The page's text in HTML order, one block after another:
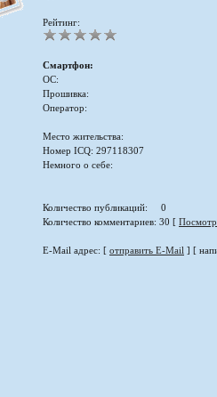
Рейтинг:
Смартфон:
ОС:
Прошивка:
Оператор:
Место жительства:
Номер ICQ: 297118307
Немного о себе:
Количество публикаций: 0
Количество комментариев: 30 [
E-Mail адрес: [ отправить E-Mail ] [